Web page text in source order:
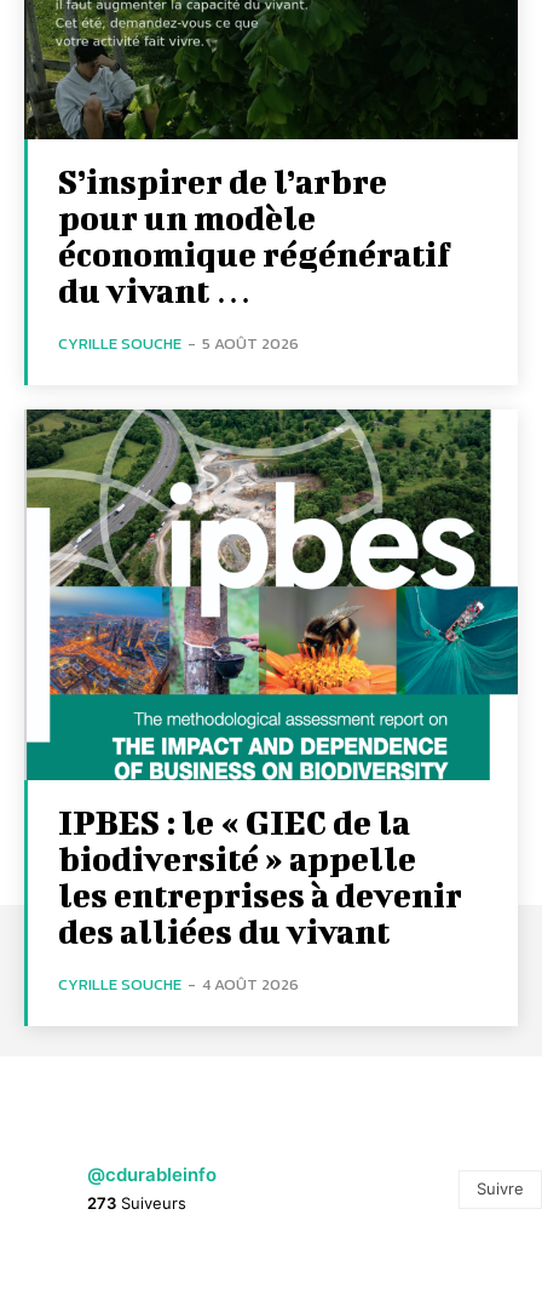
S’inspirer de l’arbre
pour un modèle
économique régénératif
du vivant …
CYRILLE SOUCHE - 5 AOÛT 2026
IPBES : le « GIEC de la
biodiversité » appelle
les entreprises à devenir
des alliées du vivant
CYRILLE SOUCHE - 4 AOÛT 2026
@cdurableinfo
273 Suiveurs
Suivre